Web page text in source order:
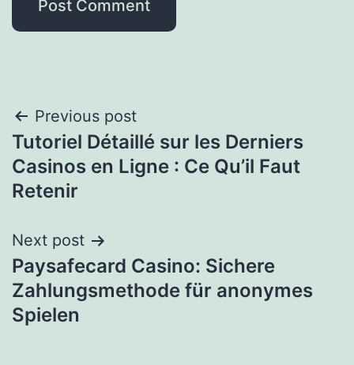
Previous post
Tutoriel Détaillé sur les Derniers
Casinos en Ligne : Ce Qu’il Faut
Retenir
Next post
Paysafecard Casino: Sichere
Zahlungsmethode für anonymes
Spielen